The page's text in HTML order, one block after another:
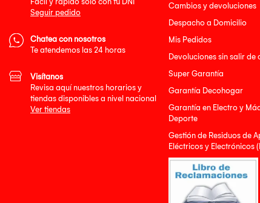
Cambios y devoluciones
Despacho a Domicilio
Mis Pedidos
Devoluciones sin salir de
Super Garantía
Garantía Decohogar
Garantía en Electro y
Deporte
Gestión de Residuos de
Eléctricos y Electrónicos
Seguir pedido
Chatea con nosotros
Te atendemos las 24 horas
Visítanos
Revisa aquí nuestros horarios y
tiendas disponibles a nivel nacional
Ver tiendas